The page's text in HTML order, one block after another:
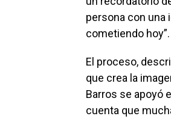
persona con una
cometiendo hoy”.
El proceso,
que crea la
Barros se apoyó
cuenta que